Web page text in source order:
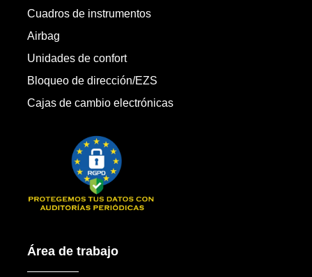
Cuadros de instrumentos
Airbag
Unidades de confort
Bloqueo de dirección/EZS
Cajas de cambio electrónicas
Área de trabajo